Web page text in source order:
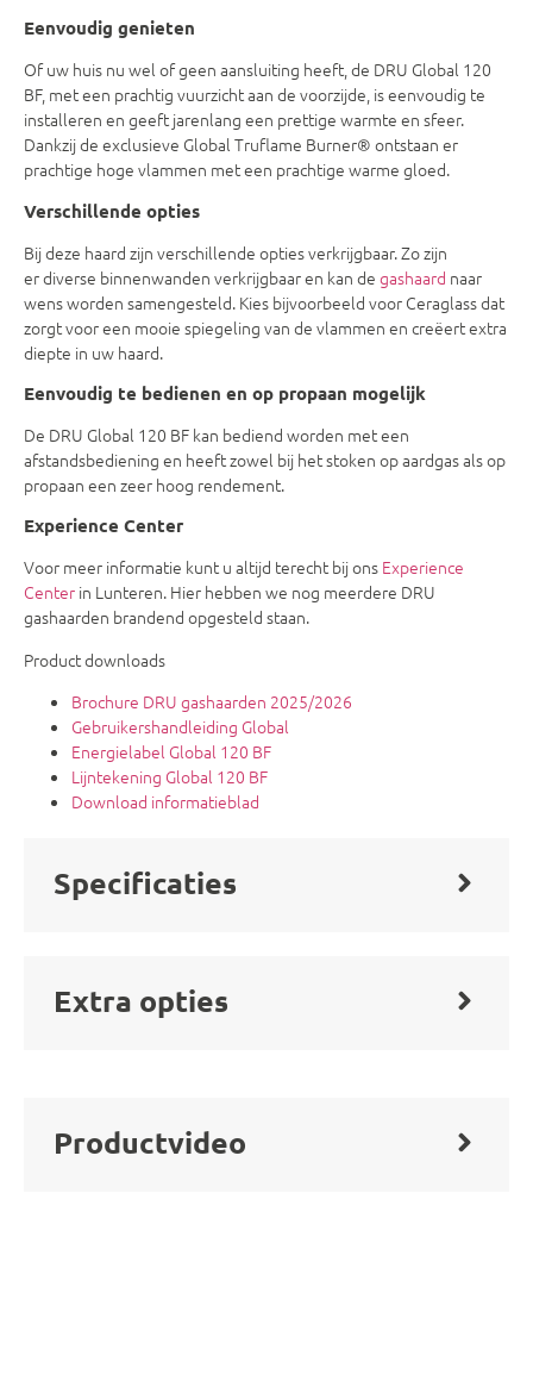
Eenvoudig genieten
Of uw huis nu wel of geen aansluiting heeft, de DRU Global 120
BF, met een prachtig vuurzicht aan de voorzijde, is eenvoudig te
installeren en geeft jarenlang een prettige warmte en sfeer.
Dankzij de exclusieve Global Truflame Burner® ontstaan er
prachtige hoge vlammen met een prachtige warme gloed.
Verschillende opties
Bij deze haard zijn verschillende opties verkrijgbaar. Zo zijn
er diverse binnenwanden verkrijgbaar en kan de gashaard naar
wens worden samengesteld. Kies bijvoorbeeld voor Ceraglass dat
zorgt voor een mooie spiegeling van de vlammen en creëert extra
diepte in uw haard.
Eenvoudig te bedienen en op propaan mogelijk
De DRU Global 120 BF kan bediend worden met een
afstandsbediening en heeft zowel bij het stoken op aardgas als op
propaan een zeer hoog rendement.
Experience Center
Voor meer informatie kunt u altijd terecht bij ons Experience
Center in Lunteren. Hier hebben we nog meerdere DRU
gashaarden brandend opgesteld staan.
Product downloads
Brochure DRU gashaarden 2025/2026
Gebruikershandleiding Global
Energielabel Global 120 BF
Lijntekening Global 120 BF
Download informatieblad
Specificaties
Extra opties
Productvideo